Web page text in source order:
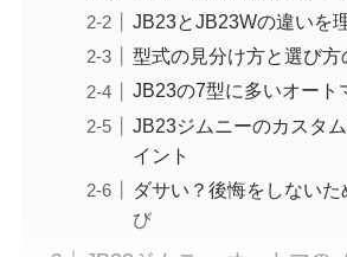
JB23とJB23Wの違いを
型式の見分け方と選び方
JB23の7型に多いオート
JB23ジムニーのカスタ
イント
ダサい？後悔をしない
び